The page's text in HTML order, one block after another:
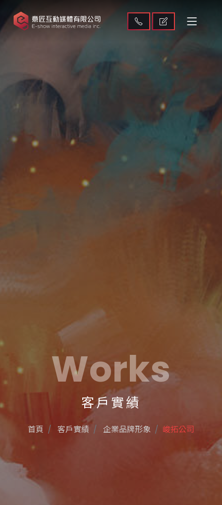
Works
客戶實績
首頁 客戶實績 企業品牌形象 峻拓公司